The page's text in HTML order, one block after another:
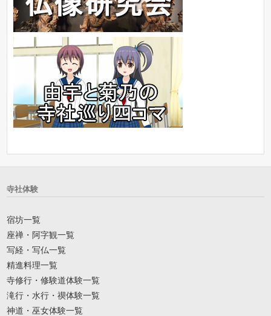
寺社体験
宿坊一覧
座禅・阿字観一覧
写経・写仏一覧
精進料理一覧
寺修行・修験道体験一覧
滝行・水行・禊体験一覧
神道・巫女体験一覧